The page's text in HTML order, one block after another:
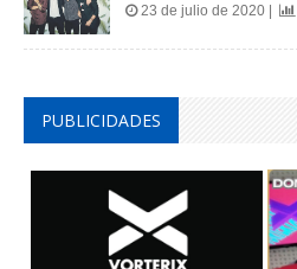
23 de julio de 2020 |
PUBLICIDADES